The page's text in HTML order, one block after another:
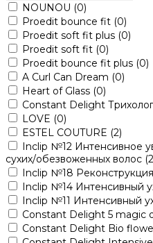
NOUNOU (0)
Proedit bounce fit (0)
Proedit soft fit plus (0)
Proedit soft fit (0)
Proedit bounce fit plus (0)
A Curl Can Dream (0)
Heart of Glass (0)
Constant Delight
LOVE (0)
ESTEL COUTURE (2)
Inclip №12 Интенсивное
сухих/обезвоженных волос
Inclip №18
Inclip №14 Интенсивный
Inclip №11 Интенсивный
Constant Delight 5 magic
Constant Delight Bio